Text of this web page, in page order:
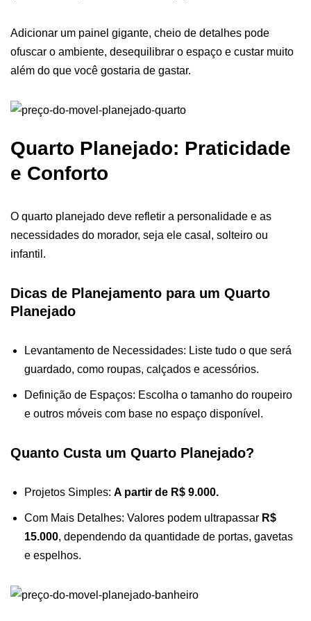
Adicionar um painel gigante, cheio de detalhes pode
ofuscar o ambiente, desequilibrar o espaço e custar muito
além do que você gostaria de gastar.
Quarto Planejado: Praticidade
e Conforto
O quarto planejado deve refletir a personalidade e as
necessidades do morador, seja ele casal, solteiro ou
infantil.
Dicas de Planejamento para um Quarto
Planejado
Levantamento de Necessidades: Liste tudo o que será
guardado, como roupas, calçados e acessórios.
Definição de Espaços: Escolha o tamanho do roupeiro
e outros móveis com base no espaço disponível.
Quanto Custa um Quarto Planejado?
Projetos Simples: A partir de R$ 9.000.
Com Mais Detalhes: Valores podem ultrapassar R$
15.000, dependendo da quantidade de portas, gavetas
e espelhos.